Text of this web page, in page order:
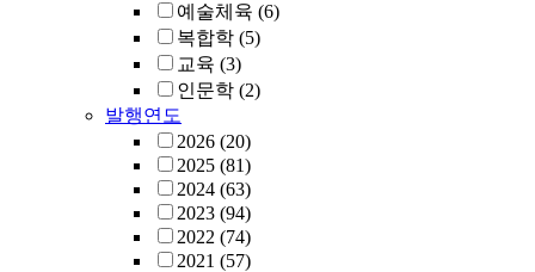
예술체육 (6)
복합학 (5)
교육 (3)
인문학 (2)
발행연도
2026 (20)
2025 (81)
2024 (63)
2023 (94)
2022 (74)
2021 (57)